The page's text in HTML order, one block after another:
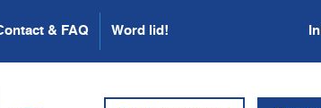
& FAQ Word lid!